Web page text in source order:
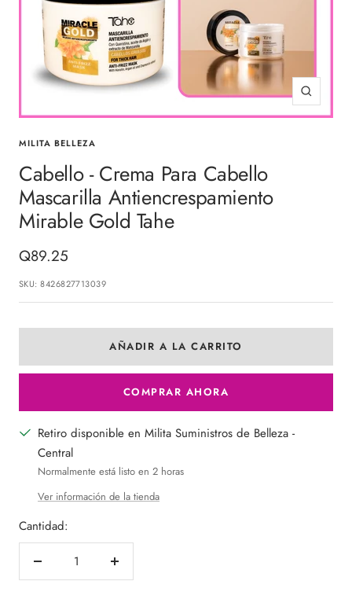
Zoom
MILITA BELLEZA
Cabello - Crema Para Cabello
Mascarilla Antiencrespamiento
Mirable Gold Tahe
Precio
de
venta
Q89.25
SKU:8426827713039
AÑADIR A LA CARRITO
COMPRAR AHORA
Retiro disponible en Milita Suministros de Belleza -
Central
Normalmente está listo en 2 horas
Ver información de la tienda
Cantidad:
Decrecer
Aumentar